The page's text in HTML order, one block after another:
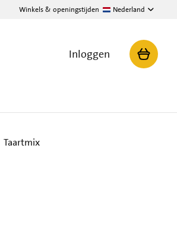
Winkels & openingstijden Nederland
Inloggen
Taartmix